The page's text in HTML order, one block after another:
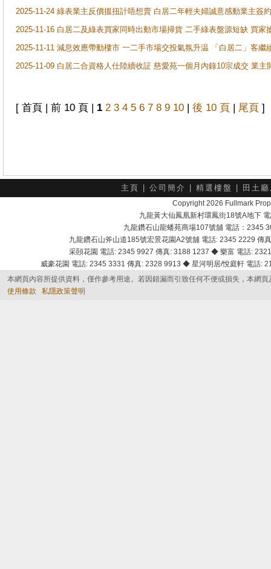
2025-11-24 綠表業主反價搵扭計唔想賣 白居二年輕夫婦誠意感動業主簽
2025-11-16 白居二及綠表買家同時出動市場掃貨 二手綠表盤源短缺 買
2025-11-11 減息效應帶動樓市 一二手市場交投氣氛升温 「白居二」客
2025-11-09 白居二合資格人仕陸續收証 慈愛苑一個月內錄10宗成交 業
[ 首頁 | 前 10 頁 | 1 2 3 4 5 6 7 8 9 10 | 後 10 頁 | 尾頁 ]
主頁 公司簡介 精選樓盤 田土
Copyright 2026 Fullmark
九龍黃大仙鳳凰新村環鳳街18號A地下
九龍鑽石山龍蟠苑商場107號舖 電話：2345
九龍鑽石山斧山道185號宏景花園A2號舖 電話: 2345 2229
采頣花園 電話: 2345 9927 傳真: 3188 1237 ◆ 樂富 電話:
威豪花園 電話: 2345 3331 傳真: 2328 9913 ◆ 星河明居/悅庭軒 電話
本網頁內容所提供資料，僅作參考用途。若因錯漏而引致任何不便或損失，本網
使用條款
私隱政策聲明